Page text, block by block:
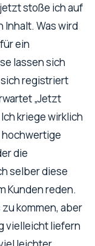
stoße ich auf
Was wird
ein
lassen sich
registriert
„Jetzt
kriege wirklich
hochwertige
die
selber diese
Kunden reden.
kommen, aber
vielleicht liefern